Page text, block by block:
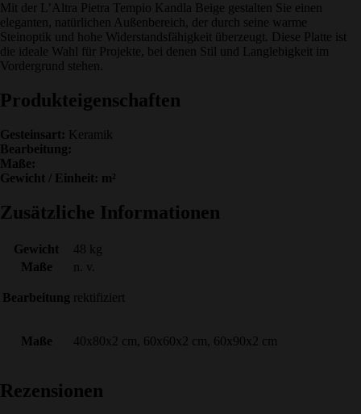
Mit der L’Altra Pietra Tempio Kandla Beige gestalten Sie einen
eleganten, natürlichen Außenbereich, der durch seine warme
Steinoptik und hohe Widerstandsfähigkeit überzeugt. Diese Platte ist
die ideale Wahl für Projekte, bei denen Stil und Langlebigkeit im
Vordergrund stehen.
Produkteigenschaften
Gesteinsart: Keramik
Bearbeitung:
Maße:
Gewicht / Einheit: m²
Zusätzliche Informationen
Gewicht
48 kg
Maße
n. v.
Bearbeitung rektifiziert
Maße 40x80x2 cm, 60x60x2 cm, 60x90x2 cm
Rezensionen